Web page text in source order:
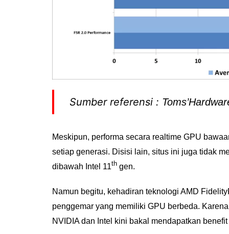
Sumber referensi :
Meskipun, performa secara realtime GPU
setiap generasi. Disisi lain, situs ini juga tidak
dibawah Intel 11th gen.
Namun begitu, kehadiran teknologi AMD
penggemar yang memiliki GPU berbeda.
NVIDIA dan Intel kini bakal mendapatkan